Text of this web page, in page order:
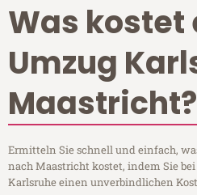
Was kostet
Umzug
Maastricht?
Ermitteln Sie schnell und einfach,
nach Maastricht kostet, indem Sie
Karlsruhe einen unverbindlichen